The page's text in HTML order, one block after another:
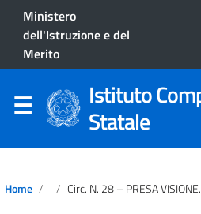
Ministero
dell'Istruzione e del
Merito
Istituto
Statale
Home Circ. N. 28 – PRESA VISIONE Circolari Pubblicate Su Registro Elettronico ARGO E Sito Web